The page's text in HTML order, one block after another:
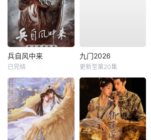
兵自风中来
已完结
九门2026
更新至第20集